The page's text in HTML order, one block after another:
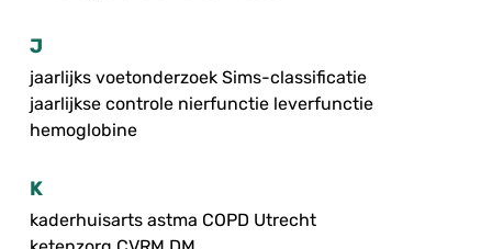
J
jaarlijks voetonderzoek Sims-classificatie
jaarlijkse controle nierfunctie leverfunctie
hemoglobine
K
kaderhuisarts astma COPD Utrecht